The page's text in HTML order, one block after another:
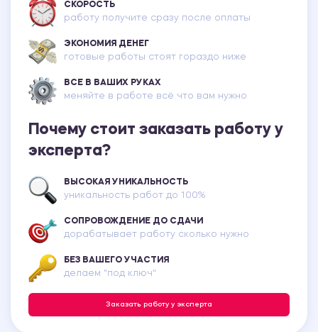
СКОРОСТЬ
работу получите сразу после оплаты
ЭКОНОМИЯ ДЕНЕГ
готовые работы стоят гораздо ниже
ВСЕ В ВАШИХ РУКАХ
меняйте в работе всё что вам нужно
Почему стоит заказать работу у
эксперта?
ВЫСОКАЯ УНИКАЛЬНОСТЬ
уникальность работ до 100%
СОПРОВОЖДЕНИЕ ДО СДАЧИ
дорабатывает работу сколько нужно
БЕЗ ВАШЕГО УЧАСТИЯ
делаем "под ключ"
Заказать работу у эксперта